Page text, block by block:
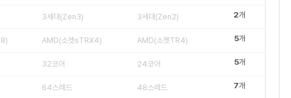
3세대(Zen3) 3세대(Zen2) 2개
AMD(소켓sTRX4) AMD(소켓TR4) 5개
32코어 24코어 5개
64스레드 48스레드 7개